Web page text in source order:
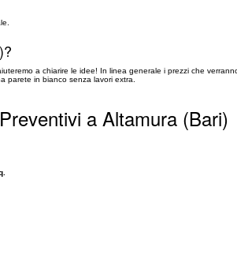
a chiarire le idee! In linea generale i prezzi che
parete in bianco senza lavori extra.
a Altamura (Bari)